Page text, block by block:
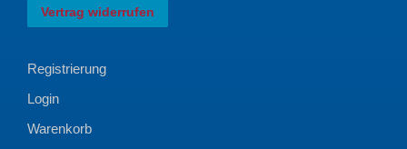
Vertrag widerrufen
Registrierung
Login
Warenkorb